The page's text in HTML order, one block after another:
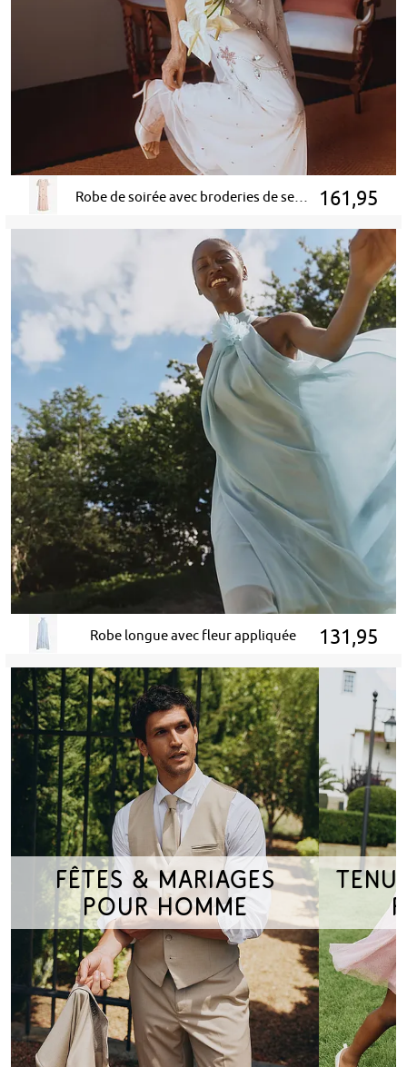
Robe de soirée avec broderies de sequins 161,95
Robe longue avec fleur appliquée 131,95
Fêtes & mariages
pour homme